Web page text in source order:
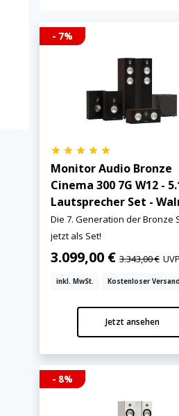
- 7%
Monitor Audio Bronze
Cinema 300 7G W12 -
Lautsprecher Set -
Die 7. Generation der Bronze
jetzt als Set!
3.099,00 € 3.343,00 € UVP
inkl. MwSt. Kostenloser
Jetzt ansehen
- 8%